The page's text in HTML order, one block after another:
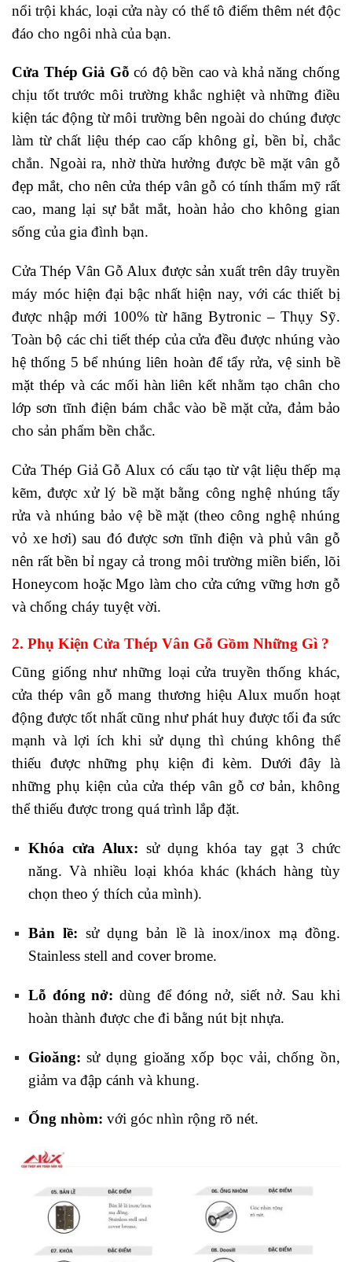
nổi trội khác, loại cửa này có thể tô điểm thêm nét độc
đáo cho ngôi nhà của bạn.
Cửa Thép Giả Gỗ có độ bền cao và khả năng chống
chịu tốt trước môi trường khắc nghiệt và những điều
kiện tác động từ môi trường bên ngoài do chúng được
làm từ chất liệu thép cao cấp không gỉ, bền bỉ, chắc
chắn. Ngoài ra, nhờ thừa hưởng được bề mặt vân gỗ
đẹp mắt, cho nên cửa thép vân gỗ có tính thẩm mỹ rất
cao, mang lại sự bắt mắt, hoàn hảo cho không gian
sống của gia đình bạn.
Cửa Thép Vân Gỗ Alux được sản xuất trên dây truyền
máy móc hiện đại bậc nhất hiện nay, với các thiết bị
được nhập mới 100% từ hãng Bytronic – Thụy Sỹ.
Toàn bộ các chi tiết thép của cửa đều được nhúng vào
hệ thống 5 bể nhúng liên hoàn để tẩy rửa, vệ sinh bề
mặt thép và các mối hàn liên kết nhằm tạo chân cho
lớp sơn tĩnh điện bám chắc vào bề mặt cửa, đảm bảo
cho sản phẩm bền chắc.
Cửa Thép Giả Gỗ Alux có cấu tạo từ vật liệu thếp mạ
kẽm, được xử lý bề mặt bằng công nghệ nhúng tẩy
rửa và nhúng bảo vệ bề mặt (theo công nghệ nhúng
vỏ xe hơi) sau đó được sơn tĩnh điện và phủ vân gỗ
nên rất bền bỉ ngay cả trong môi trường miền biển, lõi
Honeycom hoặc Mgo làm cho cửa cứng vững hơn gỗ
và chống cháy tuyệt vời.
2. Phụ Kiện Cửa Thép Vân Gỗ Gồm Những Gì ?
Cũng giống như những loại cửa truyền thống khác,
cửa thép vân gỗ mang thương hiệu Alux muốn hoạt
động được tốt nhất cũng như phát huy được tối đa sức
mạnh và lợi ích khi sử dụng thì chúng không thể
thiếu được những phụ kiện đi kèm. Dưới đây là
những phụ kiện của cửa thép vân gỗ cơ bản, không
thể thiếu được trong quá trình lắp đặt.
Khóa cửa Alux: sử dụng khóa tay gạt 3 chức
năng. Và nhiều loại khóa khác (khách hàng tùy
chọn theo ý thích của mình).
Bản lề: sử dụng bản lề là inox/inox mạ đồng.
Stainless stell and cover brome.
Lỗ đóng nở: dùng để đóng nở, siết nở. Sau khi
hoàn thành được che đi bằng nút bịt nhựa.
Gioăng: sử dụng gioăng xốp bọc vải, chống ồn,
giảm va đập cánh và khung.
Ống nhòm: với góc nhìn rộng rõ nét.